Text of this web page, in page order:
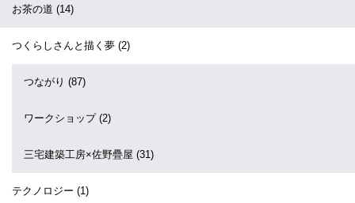
お茶の道 (14)
つくらしさんと描く夢 (2)
つながり (87)
ワークショップ (2)
三宅建築工房×佐野疊屋 (31)
テクノロジー (1)